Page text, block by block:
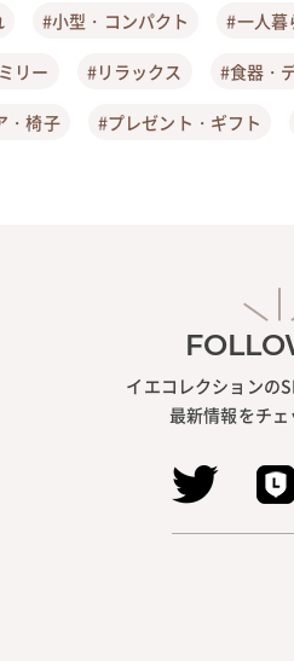
#小型・コンパクト #一人暮
リー #リラックス #食器・
・椅子 #プレゼント・ギフト
イエコレクションの
最新情報をチェ